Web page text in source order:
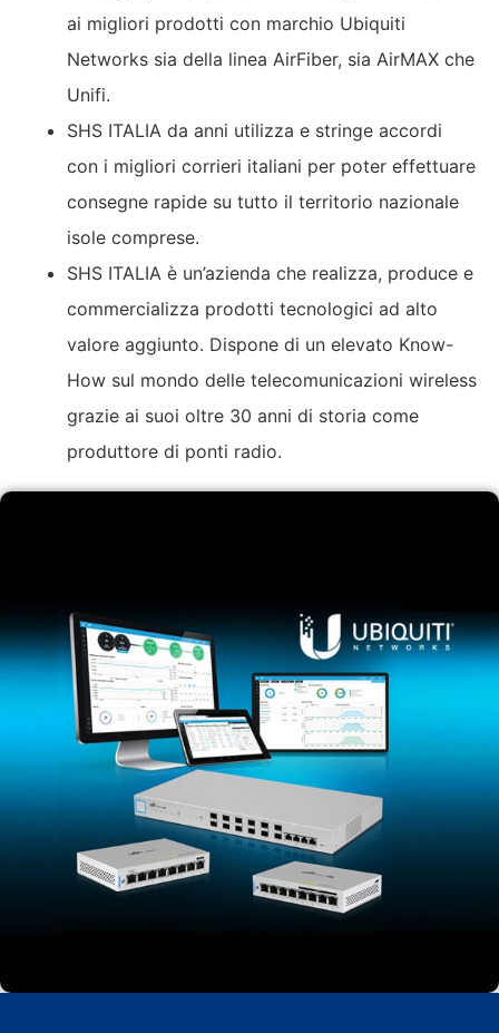
ai migliori prodotti con marchio Ubiquiti
Networks sia della linea AirFiber, sia AirMAX che
Unifi.
SHS ITALIA da anni utilizza e stringe accordi
con i migliori corrieri italiani per poter effettuare
consegne rapide su tutto il territorio nazionale
isole comprese.
SHS ITALIA è un’azienda che realizza, produce e
commercializza prodotti tecnologici ad alto
valore aggiunto. Dispone di un elevato Know-
How sul mondo delle telecomunicazioni wireless
grazie ai suoi oltre 30 anni di storia come
produttore di ponti radio.